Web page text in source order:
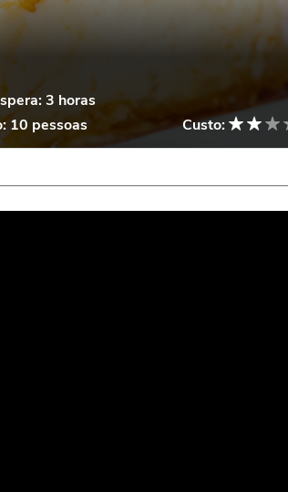
3 horas
10 pessoas Custo: